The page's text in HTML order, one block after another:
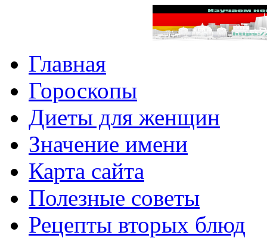
Главная
Гороскопы
Диеты для женщин
Значение имени
Карта сайта
Полезные советы
Рецепты вторых блюд